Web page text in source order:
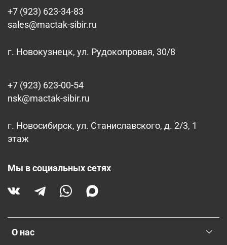
О нас
+7 (923) 623-34-83
sales@mactak-sibir.ru
г. Новокузнецк, ул. Рудокопровая, 30/8
+7 (923) 623-00-54
nsk@mactak-sibir.ru
г. Новосибирск, ул. Станиславского, д. 2/3, 1
этаж
Мы в социальных сетях